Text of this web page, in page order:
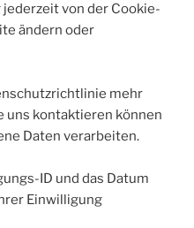
von der Cookie-
ändern oder
mehr
uns kontaktieren können
Daten verarbeiten.
ID und das Datum
Einwilligung